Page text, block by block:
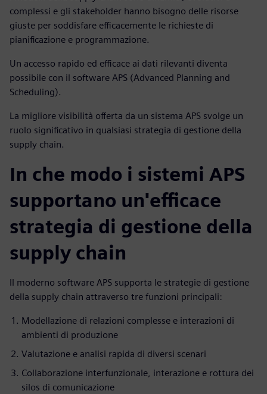
complessi e gli stakeholder hanno bisogno delle risorse
giuste per soddisfare efficacemente le richieste di
pianificazione e programmazione.
Un accesso rapido ed efficace ai dati rilevanti diventa
possibile con il software APS (Advanced Planning and
Scheduling).
La migliore visibilità offerta da un sistema APS svolge un
ruolo significativo in qualsiasi strategia di gestione della
supply chain.
In che modo i sistemi APS
supportano un'efficace
strategia di gestione della
supply chain
Il moderno software APS supporta le strategie di gestione
della supply chain attraverso tre funzioni principali:
Modellazione di relazioni complesse e interazioni di
ambienti di produzione
Valutazione e analisi rapida di diversi scenari
Collaborazione interfunzionale, interazione e rottura dei
silos di comunicazione